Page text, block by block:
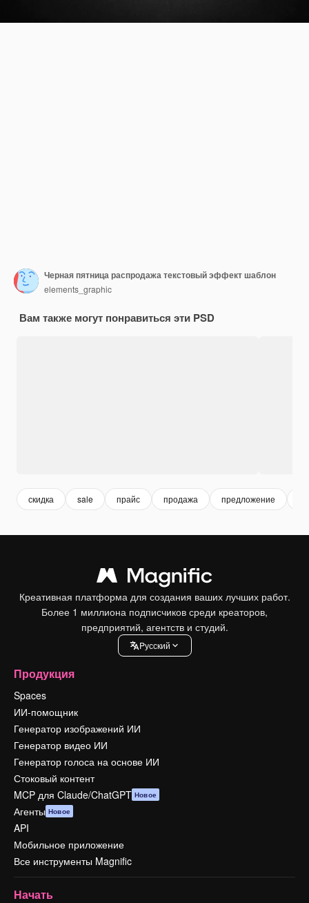
Черная пятница распродажа текстовый эффект шаблон
elements_graphic
Вам также могут понравиться эти PSD
скидка sale прайс продажа предложение
Креативная платформа для создания ваших лучших работ.
Более 1 миллиона подписчиков среди креаторов,
предприятий, агентств и студий.
Pусский
Продукция
Spaces
ИИ-помощник
Генератор изображений ИИ
Генератор видео ИИ
Генератор голоса на основе ИИ
Стоковый контент
MCP для Claude/ChatGPT Новое
Агенты Новое
API
Мобильное приложение
Все инструменты Magnific
Начать